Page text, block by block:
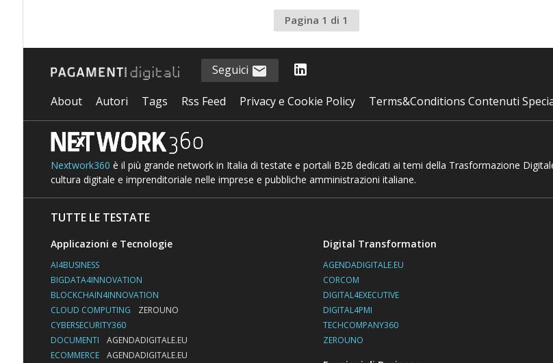
Pagina 1 di 1
Seguici
About Autori Tags Rss Feed Privacy e Cookie Policy Terms&Conditions Contenuti
Nextwork360 è il più grande network in Italia di testate e portali B2B dedicati ai temi della Trasformazione
cultura digitale e imprenditoriale nelle imprese e pubbliche amministrazioni italiane.
TUTTE LE TESTATE
Applicazioni e Tecnologie
AI4BUSINESS
BIGDATA4INNOVATION
BLOCKCHAIN4INNOVATION
CLOUD COMPUTING
ZEROUNO
CYBERSECURITY360
DOCUMENTI
AGENDADIGITALE.EU
ECOMMERCE
AGENDADIGITALE.EU
Digital Transformation
AGENDADIGITALE.EU
CORCOM
DIGITAL4EXECUTIVE
DIGITAL4PMI
TECHCOMPANY360
ZEROUNO